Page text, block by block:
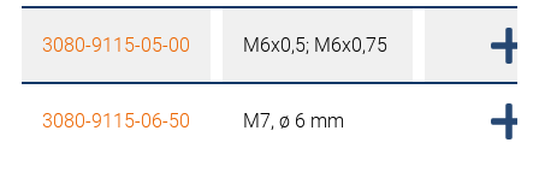
3080-9115-05-00 M6x0,5; M6x0,75
3080-9115-06-50 M7, ø 6 mm